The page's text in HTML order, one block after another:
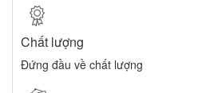
Chất lượng
Đứng đầu về chất lượng